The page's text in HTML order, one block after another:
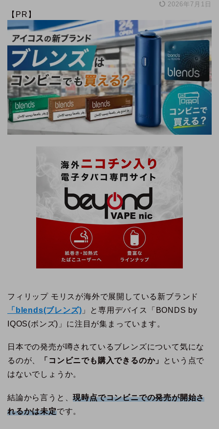
2026年7月1日
【PR】
フィリップ モリスが海外で展開している新ブランド
「blends(ブレンズ) 」と専用デバイス「BONDS by
IQOS(ボンズ)」に注目が集まっています。
日本での発売が噂されているブレンズについて気にな
るのが、
「コンビニでも購入できるのか」
という点で
はないでしょうか。
結論から言うと、現時点でコンビニでの発売が開始さ
れるかは未定です。